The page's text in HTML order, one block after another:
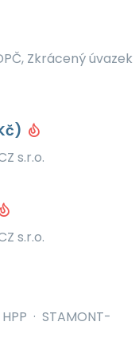
Zkrácený úvazek
s.r.o.
s.r.o.
HPP · STAMONT-